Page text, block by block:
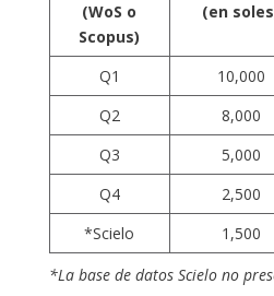
(WoS o
Scopus)
(en
Q1 10,000
Q2
8,000
Q3
5,000
Q4
2,500
*Scielo
1,500
*La base de datos Scielo no